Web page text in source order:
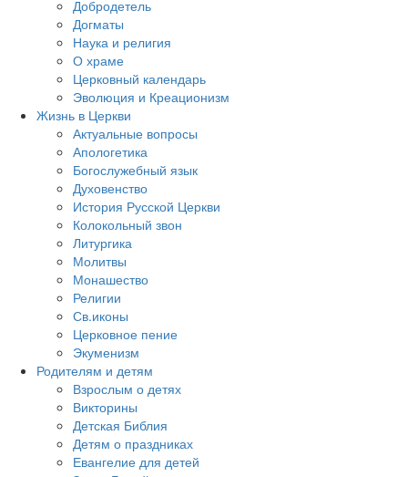
Добродетель
Догматы
Наука и религия
О храме
Церковный календарь
Эволюция и Креационизм
Жизнь в Церкви
Актуальные вопросы
Апологетика
Богослужебный язык
Духовенство
История Русской Церкви
Колокольный звон
Литургика
Молитвы
Монашество
Религии
Св.иконы
Церковное пение
Экуменизм
Родителям и детям
Взрослым о детях
Викторины
Детская Библия
Детям о праздниках
Евангелие для детей